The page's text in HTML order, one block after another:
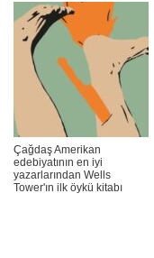
Çağdaş Amerikan
edebiyatının en iyi
yazarlarından Wells
Tower'ın ilk öykü kitabı